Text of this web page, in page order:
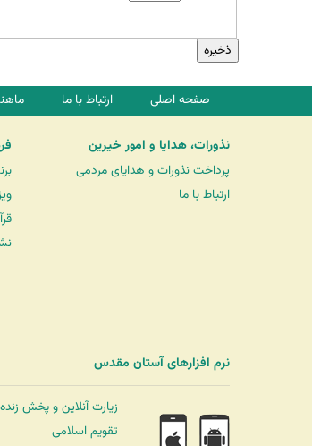
صفحه اصلی ارتباط با ما
نذورات، هدایا و امور خیرین
پرداخت نذورات و هدایای مردمی
ارتباط با ما
نرم افزارهای آستان مقدس
زیارت آنلاین و پخش
تقویم اسلامی